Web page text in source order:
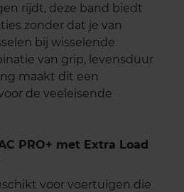
rijdt, deze band biedt
zonder dat je van
bij wisselende
van grip, levensduur
maakt dit een
de veeleisende
PRO+ met Extra Load
voor voertuigen die